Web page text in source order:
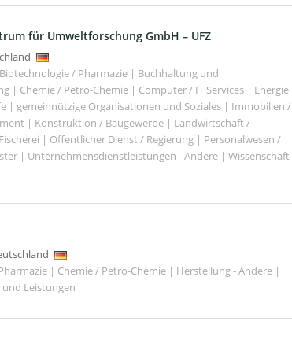
für Umweltforschung GmbH – UFZ
/ Pharmazie | Buchhaltung und
| Chemie / Petro-Chemie | Computer / IT Services | Energie
| gemeinnützige Organisationen und Soziales | Immobilien /
| Konstruktion / Baugewerbe | Landwirtschaft /
| Öffentlicher Dienst / Regierung | Personalwesen /
| Unternehmensdienstleistungen - Andere | Wissenschaft
| Chemie / Petro-Chemie | Herstellung - Andere |
Leistungen